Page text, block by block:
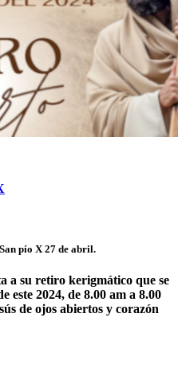
pío X 27 de abril.
a su retiro kerigmático que se
este 2024, de 8.00 am a 8.00
de ojos abiertos y corazón